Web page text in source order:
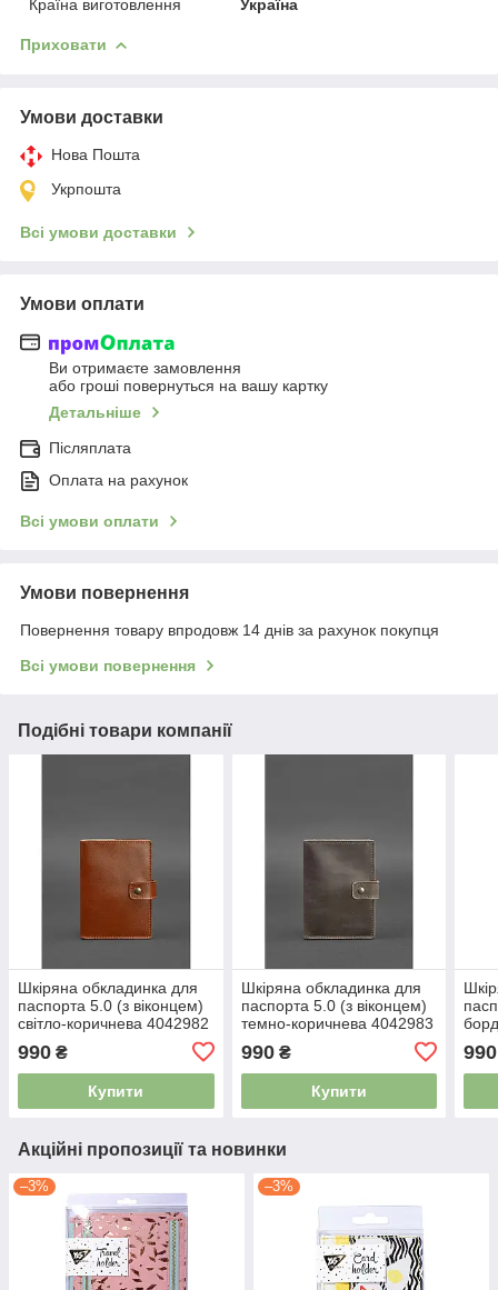
Країна виготовлення Україна
Приховати
Умови доставки
Нова Пошта
Укрпошта
Всі умови доставки
Умови оплати
Ви отримаєте замовлення
або гроші повернуться на вашу картку
Детальніше
Післяплата
Оплата на рахунок
Всі умови оплати
Умови повернення
Повернення товару впродовж 14 днів за рахунок покупця
Всі умови повернення
Подібні товари компанії
Шкіряна обкладинка для
паспорта 5.0 (з віконцем)
світло-коричнева 4042982
990 ₴
Купити
Шкіряна обкладинка для
паспорта 5.0 (з віконцем)
темно-коричнева 4042983
990₴
Купити
990
Акційні пропозиції та новинки
–3% –3%